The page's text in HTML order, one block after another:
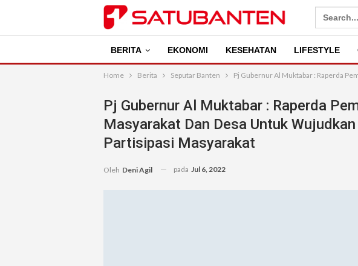
Search
for:
BERITA EKONOMI KESEHATAN LIFESTYLE
Home Berita Seputar Banten Pj Gubernur Al Muktabar : Raperda
Pj Gubernur Al Muktabar : Raperda
Masyarakat Dan Desa Untuk
Partisipasi Masyarakat
Oleh Deni Agil pada Jul 6, 2022